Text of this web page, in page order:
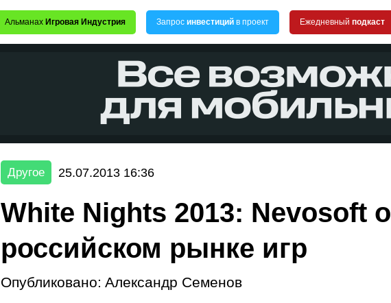
Альманах Игровая Индустрия Запрос инвестиций в проект Ежедневный подкаст
Другое 25.07.2013 16:36
White Nights 2013: Nevosoft о
российском рынке игр
Опубликовано: Александр Семенов